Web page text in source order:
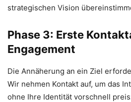
strategischen Vision
Phase 3: Erste
Engagement
Die Annäherung an ein Ziel
Wir nehmen Kontakt auf, um das
ohne Ihre Identität vorschnell